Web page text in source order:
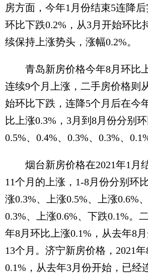
房方面，今年1月份结束5连降
环比下跌0.2%，从3月开始环比
续保持上涨势头，涨幅0.2%。
青岛新房价格今年8月环比
连续9个月上涨，二手房价格则
始环比下跌，连降5个月后在今
比上涨0.3%，3月到8月份分别环
0.5%、0.4%、0.3%、0.3%、
烟台新房价格在2021年1月
11个月的上涨，1-8月份分别环
涨0.3%、上涨0.5%、上涨0.6%
0.3%、上涨0.6%、下跌0.1%。
年8月环比上涨0.1%，从去年8
13个月。济宁新房价格，2021
0.1%，从去年3月份开始，已经